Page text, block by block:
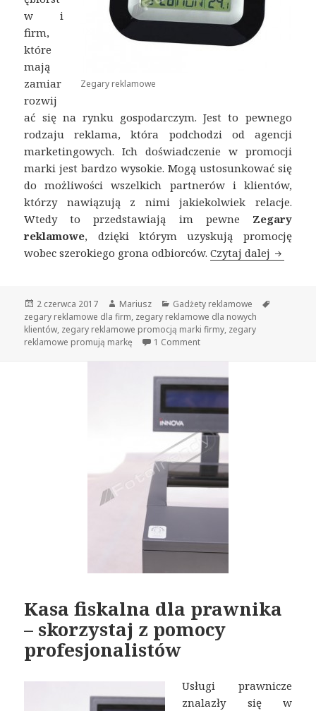
Zegary reklamowe
w i
firm,
które
mają
zamiar
rozwij
ać się na rynku gospodarczym. Jest to pewnego
rodzaju reklama, która podchodzi od agencji
marketingowych. Ich doświadczenie w promocji
marki jest bardzo wysokie. Mogą ustosunkować się
do możliwości wszelkich partnerów i klientów,
którzy nawiązują z nimi jakiekolwiek relacje.
Wtedy to przedstawiają im pewne Zegary
reklamowe, dzięki którym uzyskują promocję
wobec szerokiego grona odbiorców.Czytaj dalej Zegary
Opublikowano
2 czerwca 2017 Autor
Mariusz Kategorie
Gadżety reklamowe
zegary reklamowe dla firm, zegary reklamowe dla nowych
klientów, zegary reklamowe promocją marki firmy, zegary
reklamowe promują markę
1 Comment
Kasa fiskalna dla prawnika
– skorzystaj z pomocy
profesjonalistów
Usługi prawnicze
znalazły się w